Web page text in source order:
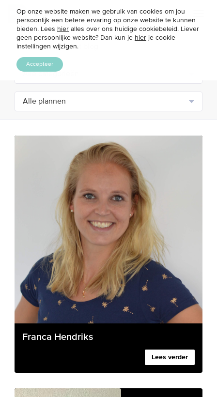
Franca Hendriks
Lees verder
Op onze website maken we gebruik van cookies om jou
persoonlijk een betere ervaring op onze website te kunnen
bieden. Lees hier alles over ons huidige cookiebeleid. Liever
geen persoonlijke website? Dan kun je hier je cookie-
instellingen wijzigen.
Accepteer